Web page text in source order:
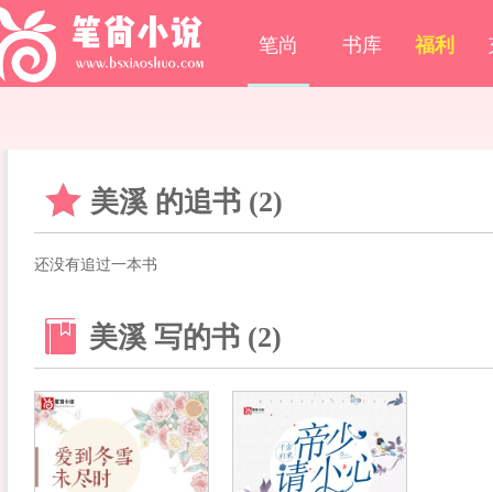
笔尚 书库 福利
美溪 的追书 (2)
还没有追过一本书
美溪 写的书 (2)